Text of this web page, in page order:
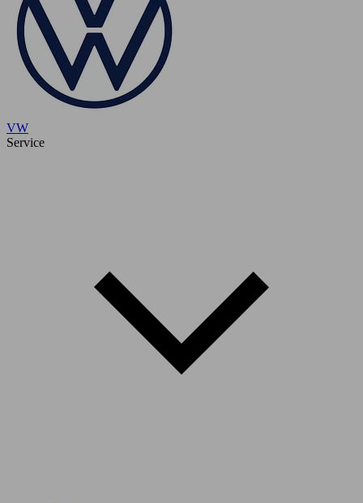
VW
Service